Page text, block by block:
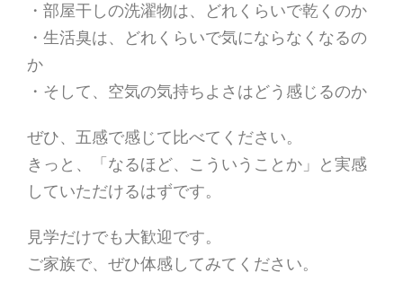
・部屋干しの洗濯物は、どれくらいで乾くのか
・生活臭は、どれくらいで気にならなくなるの
か
・そして、空気の気持ちよさはどう感じるのか
ぜひ、五感で感じて比べてください。
きっと、「なるほど、こういうことか」と実感
していただけるはずです。
見学だけでも大歓迎です。
ご家族で、ぜひ体感してみてください。